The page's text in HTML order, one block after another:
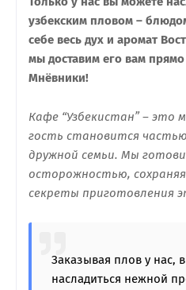
узбекским пловом –
себе весь дух и аромат
мы доставим его вам
Мнёвники!
Кафе “Узбекистан” – это
гость становится
дружной семьи. Мы
осторожностью,
секреты приготовления
Заказывая плов у нас,
насладиться нежной